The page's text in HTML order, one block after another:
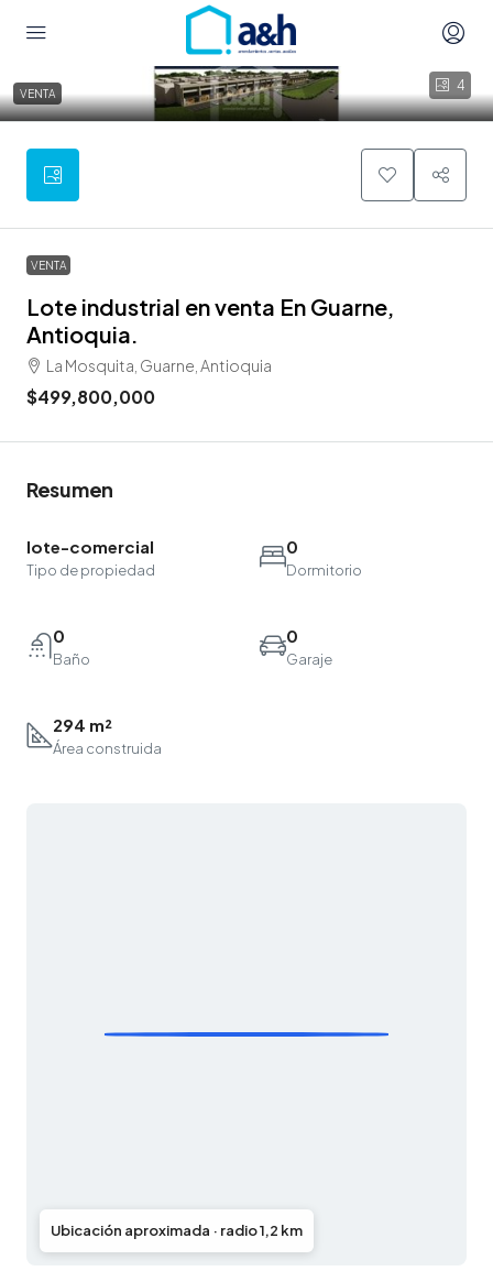
4
VENTA
VENTA
Lote industrial en venta En Guarne,
Antioquia.
La Mosquita, Guarne, Antioquia
$499,800,000
Resumen
lote-comercial
Tipo de propiedad
0
Dormitorio
0
Baño
0
Garaje
294 m²
Área construida
Ubicación aproximada · radio 1,2 km